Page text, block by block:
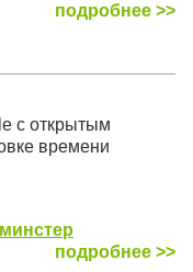
подробнее >>
с открытым
времени
подробнее >>